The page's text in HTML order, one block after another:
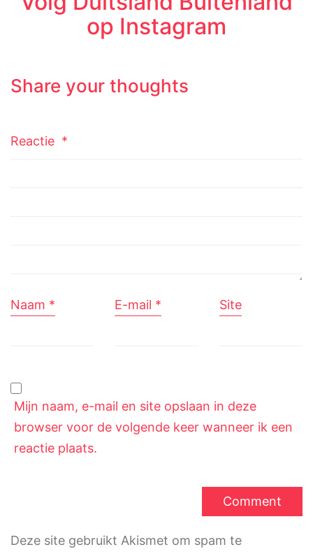
op Instagram
Share your thoughts
Reactie *
Naam * E-mail * Site
Mijn naam, e-mail en site opslaan in deze
browser voor de volgende keer wanneer ik een
reactie plaats.
Deze site gebruikt Akismet om spam te